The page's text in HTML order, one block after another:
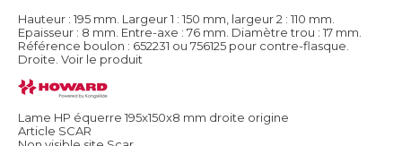
Hauteur : 195 mm. Largeur 1 : 150 mm, largeur 2 : 110 mm.
Epaisseur : 8 mm. Entre-axe : 76 mm. Diamètre trou : 17 mm.
Référence boulon : 652231 ou 756125 pour contre-flasque.
Droite. Voir le produit
Lame HP équerre 195x150x8 mm droite origine
Article SCAR